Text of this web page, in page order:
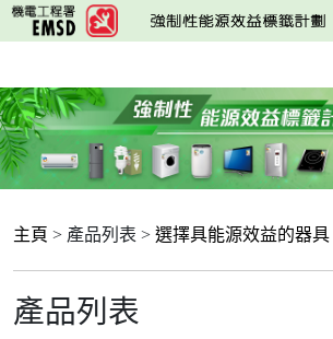
跳
至
要
內
容
主頁 > 產品列表 > 選擇具能源效益的器具
產品列表